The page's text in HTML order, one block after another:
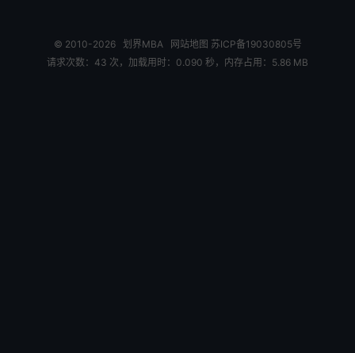
© 2010-2026 划界MBA 网站地图 苏ICP备19030805号
请求次数：43 次，加载用时：0.090 秒，内存占用：5.86 MB